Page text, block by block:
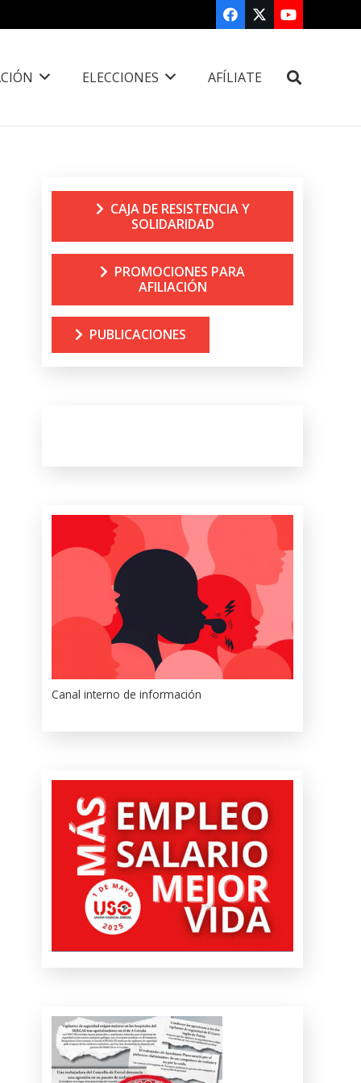
ELECCIONES AFÍLIATE
CAJA DE RESISTENCIA Y
SOLIDARIDAD
PROMOCIONES PARA
AFILIACIÓN
PUBLICACIONES
Canal interno de información